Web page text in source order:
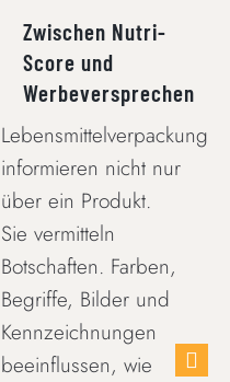
Zwischen Nutri-
Score und
Werbeversprechen
Lebensmittelverpackungen
informieren nicht nur
über ein Produkt.
Sie vermitteln
Botschaften. Farben,
Begriffe, Bilder und
Kennzeichnungen
beeinflussen, wie